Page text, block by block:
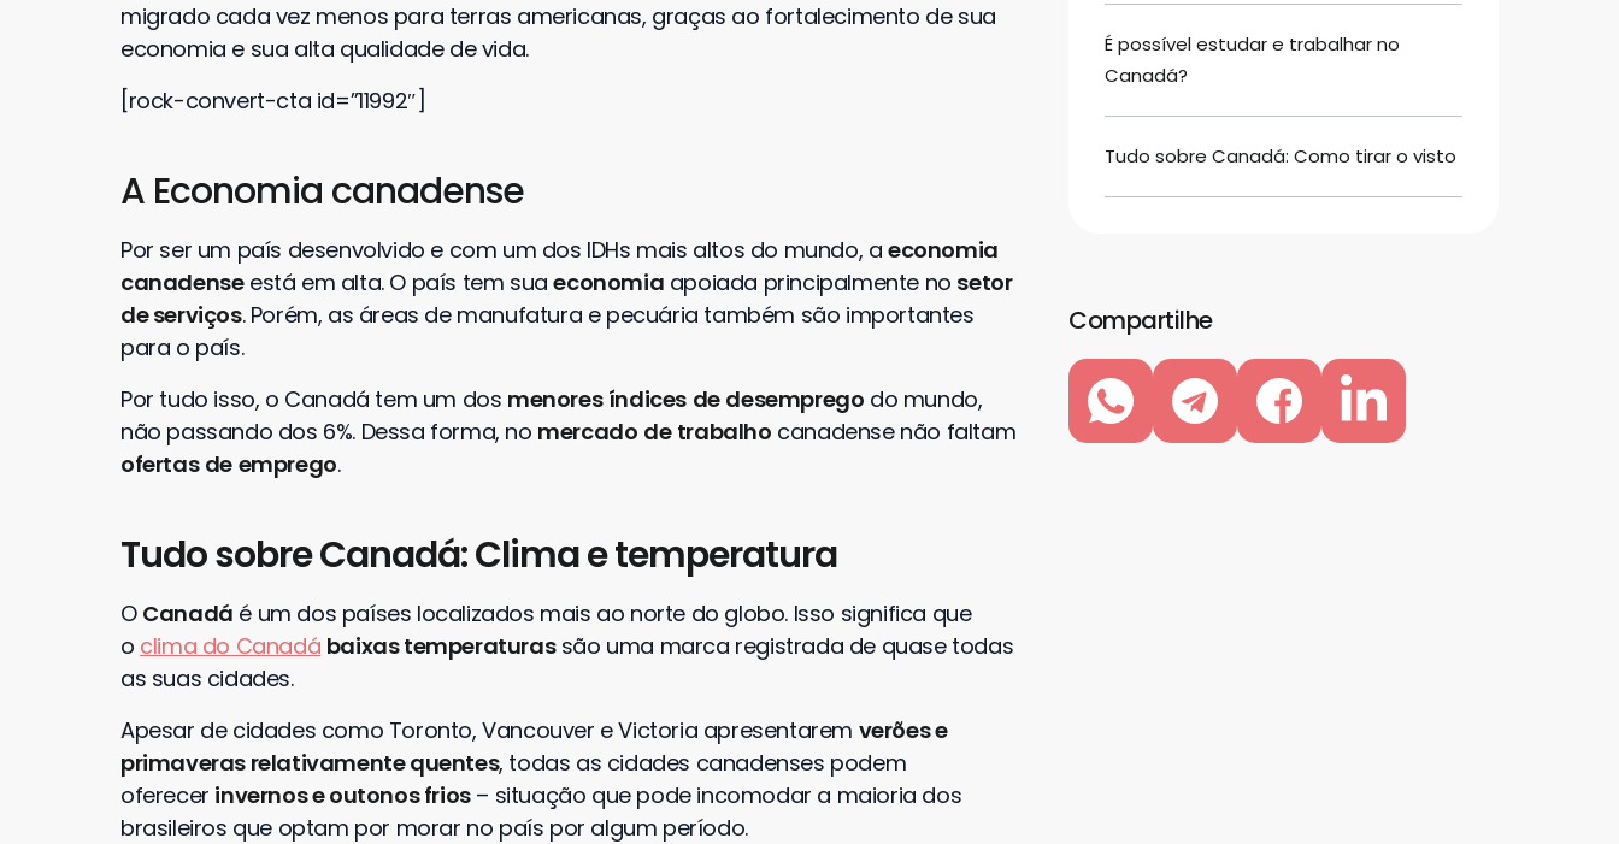
migrado cada vez menos para terras americanas, graças ao fortalecimento de sua
economia e sua alta qualidade de vida.
[rock-convert-cta id=”11992″]
A Economia canadense
Por ser um país desenvolvido e com um dos IDHs mais altos do mundo, a economia
canadenseestá em alta. O país tem suaeconomia apoiada principalmente no setor
de serviços. Porém, as áreas de manufatura e pecuária também são importantes
para o país.
Por tudo isso, o Canadá tem um dos menores índices de desemprego do mundo,
não passando dos 6%. Dessa forma, no mercado de trabalho canadense não faltam
ofertas de emprego.
Tudo sobre Canadá: Clima e temperatura
O Canadá é um dos países localizados mais ao norte do globo. Isso significa que
o clima do Canadá baixas temperaturassão uma marca registrada de quase todas
as suas cidades.
Apesar de cidades como Toronto, Vancouver e Victoria apresentarem verões e
primaveras relativamente quentes, todas as cidades canadenses podem
oferecer invernos e outonos frios– situação que pode incomodar a maioria dos
brasileiros que optam por morar no país por algum período.
É possível estudar e trabalhar no
Canadá?
Tudo sobre Canadá: Como tirar o visto
Compartilhe